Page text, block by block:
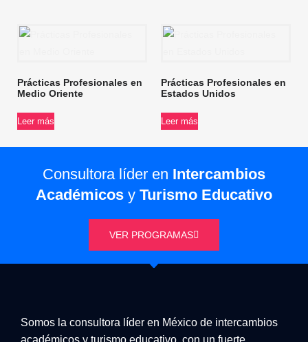
Prácticas Profesionales en
Medio Oriente
Leer más
Prácticas Profesionales en
Estados Unidos
Leer más
Consultora líder en Intercambios
Académicos y Turismo Educativo
VER PROGRAMAS
Somos la consultora líder en México de intercambios
académicos y turismo educativo, con un fuerte